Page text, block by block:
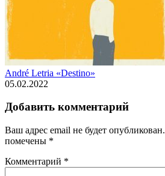
André Letria «Destino»
05.02.2022
Добавить комментарий
Ваш адрес email не будет опубликован.
помечены *
Комментарий *